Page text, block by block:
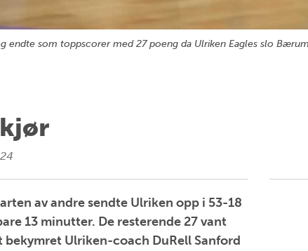
endte som toppscorer med 27 poeng da Ulriken Eagles slo
av andre sendte Ulriken opp i 53-18
13 minutter. De resterende 27 vant
Ulriken-coach DuRell Sanford